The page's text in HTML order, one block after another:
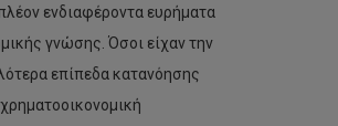
ενδιαφέροντα ευρήματα
γνώσης. Όσοι είχαν την
επίπεδα κατανόησης